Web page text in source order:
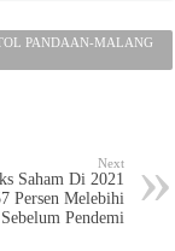
PANDAAN-MALANG
Next
Saham Di 2021
Persen Melebihi
Pendemi